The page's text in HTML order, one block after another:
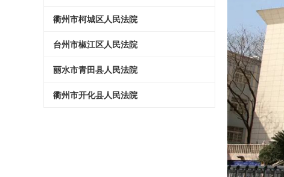
衢州市柯城区人民法院
台州市椒江区人民法院
丽水市青田县人民法院
衢州市开化县人民法院